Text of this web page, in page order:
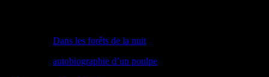
Dans les forêts de la nuit
autobiographie d’un poulpe